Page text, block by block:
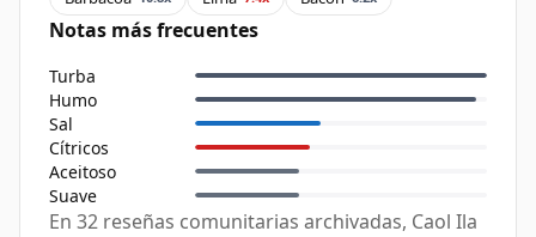
Notas más frecuentes
Turba
Humo
Sal
Cítricos
Aceitoso
Suave
En 32 reseñas comunitarias archivadas, Caol Ila